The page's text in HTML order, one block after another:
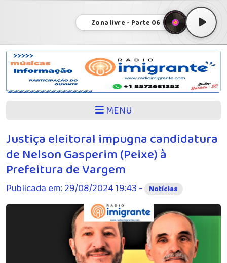
Zona livre - Parte 06
MENU
Justiça eleitoral impugna candidatura
de Nelson Gasperim (Peixe) à
Prefeitura de Vargem
Publicada em: 29/08/2024 19:43 - Notícias